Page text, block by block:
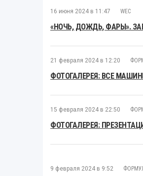
16 июня 2024 в 11:47 WEC
«НОЧЬ, ДОЖДЬ, ФАРЫ».
21 февраля 2024 в 12:20
ФОТОГАЛЕРЕЯ: ВСЕ
15 февраля 2024 в 22:50
ФОТОГАЛЕРЕЯ:
9 февраля 2024 в 9:52